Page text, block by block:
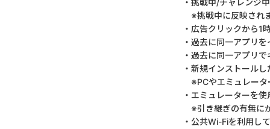
・挑戦中/チャレンジ
※挑戦中に反映され
・広告クリックから1
・過去に同一アプリ
・過去に同一アプリ
・新規インストール
※PCやエミュレータ
・エミュレーターを
※引き継ぎの有無に
・公共Wi-Fiを利用し